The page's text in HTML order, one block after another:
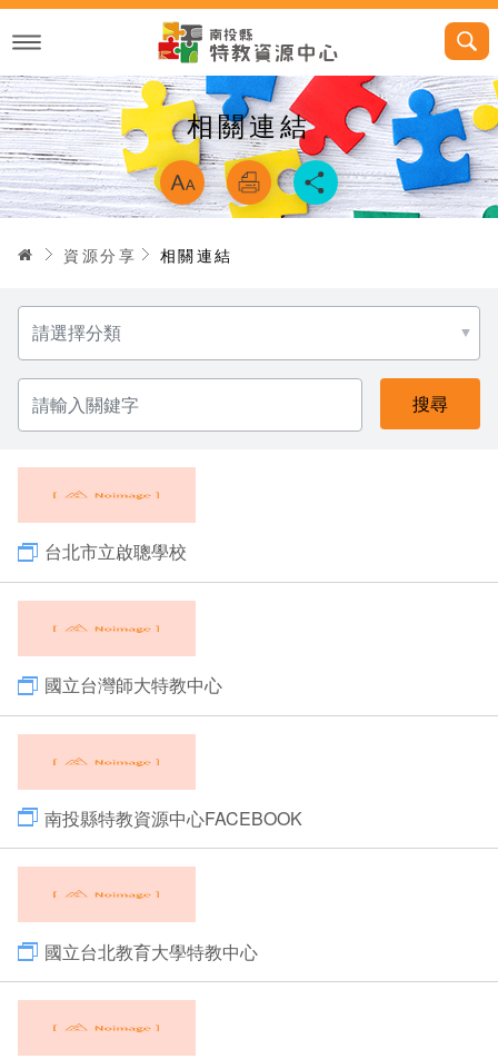
跳
主
內
容
相關連結 略過字型切換
首頁資源分享 相關連結
選
擇
分
類
請
輸
入
關
字
台北市立啟聰學校
國立台灣師大特教中心
南投縣特教資源中心FACEBOOK
國立台北教育大學特教中心